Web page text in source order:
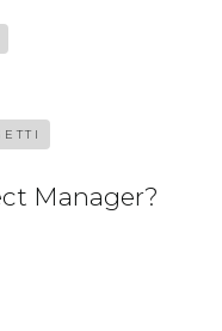
Manager?